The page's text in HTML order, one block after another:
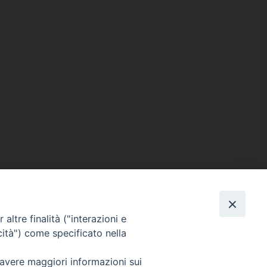
SEGUICI SU
altre finalità ("interazioni e
come specificato nella
maggiori informazioni sui